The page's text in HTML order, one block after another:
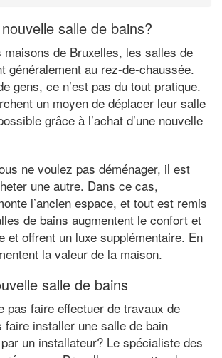
salle de bains?
de Bruxelles, les salles de
généralement au rez-de-chaussée.
gens, ce n’est pas du tout pratique.
un moyen de déplacer leur salle
grâce à l’achat d’une nouvelle
ne voulez pas déménager, il est
une autre. Dans ce cas,
l’ancien espace, et tout est remis
de bains augmentent le confort et
et offrent un luxe supplémentaire. En
la valeur de la maison.
salle de bains
pas faire effectuer de travaux de
faire installer une salle de bain
un installateur? Le spécialiste des